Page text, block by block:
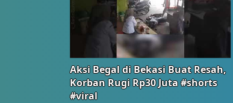
Aksi Begal di Bekasi Buat Resah,
Korban Rugi Rp30 Juta #shorts
#viral